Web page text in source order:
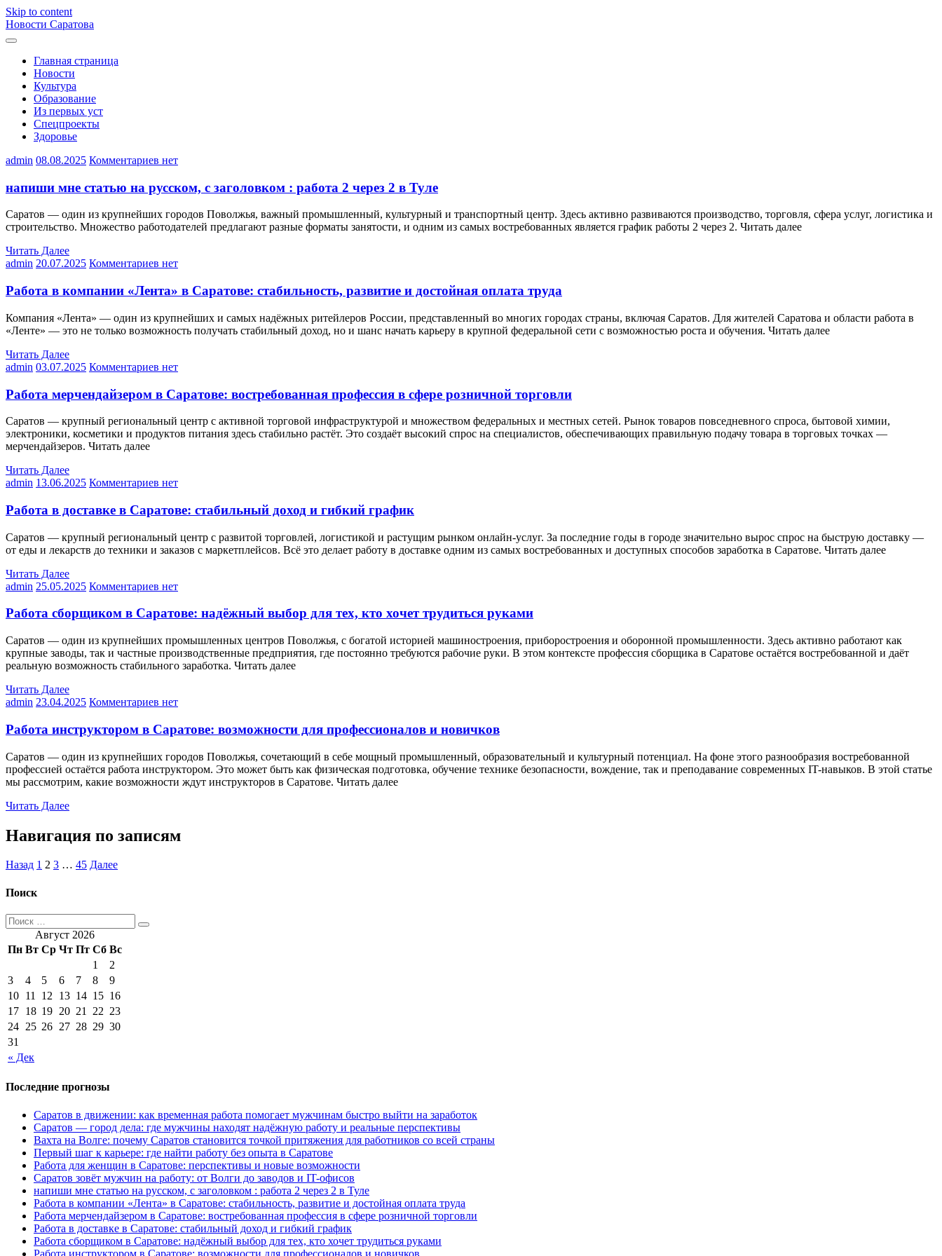
Skip to content
Новости Саратова
Главная страница
Новости
Культура
Образование
Из первых уст
Спецпроекты
Здоровье
admin 08.08.2025 Комментариев нет
напиши мне статью на русском, с заголовком : работа 2 через 2 в Туле
Саратов — один из крупнейших городов Поволжья, важный промышленный, культурный и транспортный центр. Здесь активно развиваются производство, торговля, сфера услуг, логистика и
строительство. Множество работодателей предлагают разные форматы занятости, и одним из самых востребованных является график работы 2 через 2. Читать далее
Читать Далее
admin 20.07.2025 Комментариев нет
Работа в компании «Лента» в Саратове: стабильность, развитие и достойная оплата труда
Компания «Лента» — один из крупнейших и самых надёжных ритейлеров России, представленный во многих городах страны, включая Саратов. Для жителей Саратова и области работа в
«Ленте» — это не только возможность получать стабильный доход, но и шанс начать карьеру в крупной федеральной сети с возможностью роста и обучения. Читать далее
Читать Далее
admin 03.07.2025 Комментариев нет
Работа мерчендайзером в Саратове: востребованная профессия в сфере розничной торговли
Саратов — крупный региональный центр с активной торговой инфраструктурой и множеством федеральных и местных сетей. Рынок товаров повседневного спроса, бытовой химии,
электроники, косметики и продуктов питания здесь стабильно растёт. Это создаёт высокий спрос на специалистов, обеспечивающих правильную подачу товара в торговых точках —
мерчендайзеров. Читать далее
Читать Далее
admin 13.06.2025 Комментариев нет
Работа в доставке в Саратове: стабильный доход и гибкий график
Саратов — крупный региональный центр с развитой торговлей, логистикой и растущим рынком онлайн-услуг. За последние годы в городе значительно вырос спрос на быструю доставку —
от еды и лекарств до техники и заказов с маркетплейсов. Всё это делает работу в доставке одним из самых востребованных и доступных способов заработка в Саратове. Читать далее
Читать Далее
admin 25.05.2025 Комментариев нет
Работа сборщиком в Саратове: надёжный выбор для тех, кто хочет трудиться руками
Саратов — один из крупнейших промышленных центров Поволжья, с богатой историей машиностроения, приборостроения и оборонной промышленности. Здесь активно работают как
крупные заводы, так и частные производственные предприятия, где постоянно требуются рабочие руки. В этом контексте профессия сборщика в Саратове остаётся востребованной и даёт
реальную возможность стабильного заработка. Читать далее
Читать Далее
admin 23.04.2025 Комментариев нет
Работа инструктором в Саратове: возможности для профессионалов и новичков
Саратов — один из крупнейших городов Поволжья, сочетающий в себе мощный промышленный, образовательный и культурный потенциал. На фоне этого разнообразия востребованной
профессией остаётся работа инструктором. Это может быть как физическая подготовка, обучение технике безопасности, вождение, так и преподавание современных IT-навыков. В этой статье
мы рассмотрим, какие возможности ждут инструкторов в Саратове. Читать далее
Читать Далее
Навигация по записям
Назад 1 2 3 … 45 Далее
Поиск
Август 2026
Пн Вт Ср Чт Пт Сб Вс
« Дек
1
2
3
4 5 6 7 8
9
10 11 12 13 14 15 16
17 18 19 20 21 22 23
24 25 26 27 28 29 30
31
Последние прогнозы
Саратов в движении: как временная работа помогает мужчинам быстро выйти на заработок
Саратов — город дела: где мужчины находят надёжную работу и реальные перспективы
Вахта на Волге: почему Саратов становится точкой притяжения для работников со всей страны
Первый шаг к карьере: где найти работу без опыта в Саратове
Работа для женщин в Саратове: перспективы и новые возможности
Саратов зовёт мужчин на работу: от Волги до заводов и IT-офисов
напиши мне статью на русском, с заголовком : работа 2 через 2 в Туле
Работа в компании «Лента» в Саратове: стабильность, развитие и достойная оплата труда
Работа мерчендайзером в Саратове: востребованная профессия в сфере розничной торговли
Работа в доставке в Саратове: стабильный доход и гибкий график
Работа сборщиком в Саратове: надёжный выбор для тех, кто хочет трудиться руками
Работа инструктором в Саратове: возможности для профессионалов и новичков